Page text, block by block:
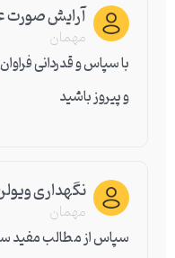
آرایش
مهمان
با سپاس و قدردانی
و پیروز باشید
نگهداری
مهمان
سپاس از مطالب مفید